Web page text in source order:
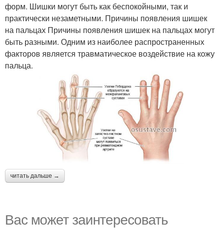
форм. Шишки могут быть как беспокойными, так и
практически незаметными. Причины появления шишек
на пальцах Причины появления шишек на пальцах могут
быть разными. Одним из наиболее распространенных
факторов является травматическое воздействие на кожу
пальца.
читать дальше →
Вас может заинтересовать